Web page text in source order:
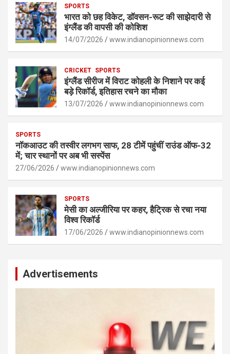
s
A
p
p
b
o
o
n
g
er
Li
n
k
e
SPORTS
भारत को छह विकेट, डॉवसन-रूट की साझेदारी से
इंग्लैंड की वापसी की कोशिश
14/07/2026 www.indianopinionnews.com
CRICKET SPORTS
इंग्लैंड सीरीज में विराट कोहली के निशाने पर कई
बड़े रिकॉर्ड, इतिहास रचने का मौका
13/07/2026 www.indianopinionnews.com
SPORTS
नॉकआउट की तस्वीर लगभग साफ, 28 टीमें पहुंचीं राउंड ऑफ-32
में; चार स्थानों पर अब भी सस्पेंस
27/06/2026 www.indianopinionnews.com
SPORTS
मेसी का अल्जीरिया पर कहर, हैट्रिक से रचा नया
विश्व रिकॉर्ड
17/06/2026 www.indianopinionnews.com
Advertisements